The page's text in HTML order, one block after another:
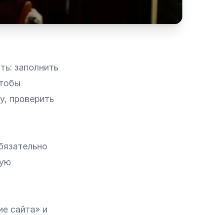
заполнить
проверить
сайта» и